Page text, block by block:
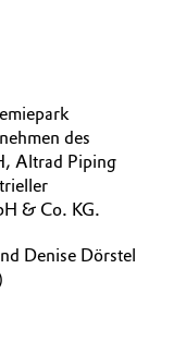
des
Altrad Piping
& Co. KG.
Denise Dörstel